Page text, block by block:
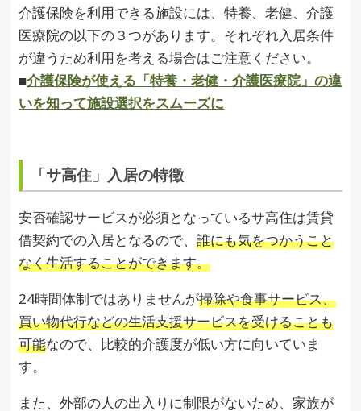
介護保険を利用できる施設には、特養、老健、介護
医療院の以下の３つがあります。それぞれ入居条件
が違うため利用を考える場合はご注意ください。
■介護保険が使える「特養・老健・介護医療院」の違
いを知って施設選択をスムーズに
「サ高住」入居の特徴
安否確認サービスが必須となっているサ高住は賃貸
借契約での入居となるので、誰にも気をつかうこと
なく生活することができます。
24時間体制ではありませんが掃除や食事サービス、
買い物代行などの生活支援サービスを受けることも
可能なので、比較的介護度が低い方に向いていま
す。
また、外部の人の出入りに制限がないため、家族が